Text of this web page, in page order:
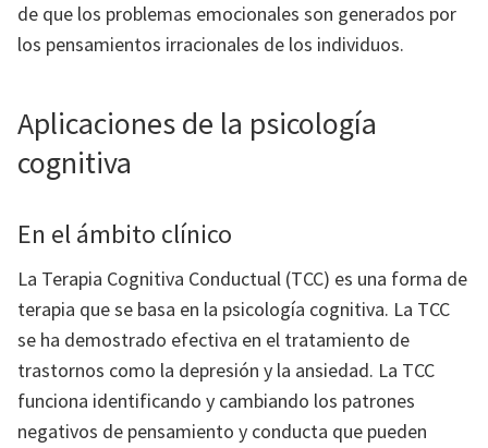
de que los problemas emocionales son generados por
los pensamientos irracionales de los individuos.
Aplicaciones de la psicología
cognitiva
En el ámbito clínico
La Terapia Cognitiva Conductual (TCC) es una forma de
terapia que se basa en la psicología cognitiva. La TCC
se ha demostrado efectiva en el tratamiento de
trastornos como la depresión y la ansiedad. La TCC
funciona identificando y cambiando los patrones
negativos de pensamiento y conducta que pueden